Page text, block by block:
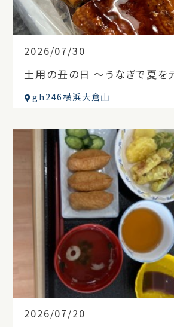
2026/07/30
土用の丑の日 ～うなぎで夏を
gh246横浜大倉山
2026/07/20